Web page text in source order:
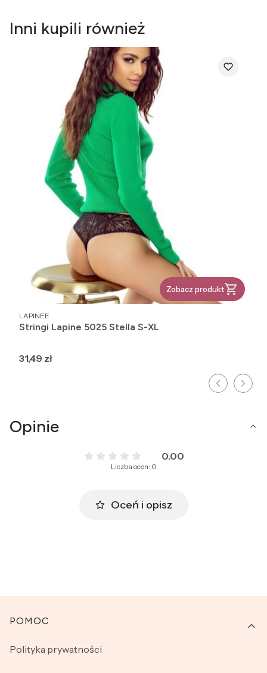
Inni kupili również
Zobacz produkt
PRODUCENT
LAPINEE
Stringi Lapine 5025 Stella S-XL
Cena
31,49 zł
Opinie
0.00
Liczba ocen: 0
Oceń i opisz
Linki w stopce
POMOC
Polityka prywatności